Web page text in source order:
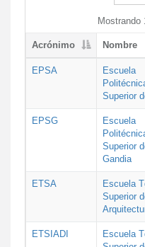
Mostrando
Acrónimo Nombre
EPSA
Escuela
Superior
EPSG
Escuela
Superior
Gandia
ETSA
Escuela
Superior
ETSIADI
Escuela